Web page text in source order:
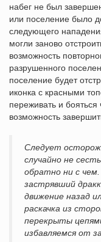
набег не был
или поселение было
следующего
могли заново
возможность
разрушенного
поселение будет
иконка с красными
переживать и бояться
возможность
Следует
случайно не
обратно ни с
застрявший
движение назад
раскачка из
перекрыты
избавляемся от